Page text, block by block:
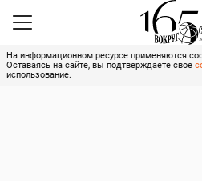
На информационном ресурсе применяются
Оставаясь на сайте, вы подтверждаете свое
использование.